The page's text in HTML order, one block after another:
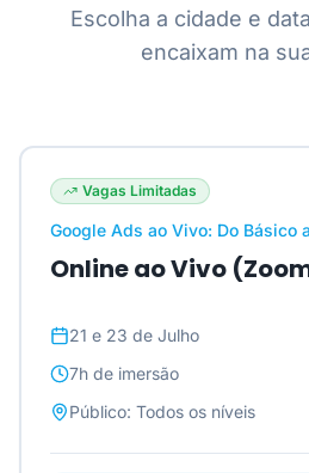
Escolha a cidade e
encaixam na
Vagas Limitadas
Google Ads ao Vivo: Do Básico
Online ao Vivo
21 e 23 de Julho
7h de imersão
Público: Todos os níveis